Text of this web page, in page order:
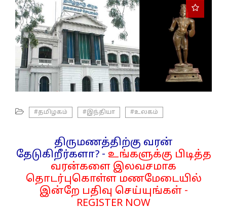
#தமிழகம் #இந்தியா #உலகம்
திருமணத்திற்கு வரன்
தேடுகிறீர்களா? - உங்களுக்கு பிடித்த
வரன்களை இலவசமாக
தொடர்புகொள்ள மணமேடையில்
இன்றே பதிவு செய்யுங்கள் -
REGISTER NOW